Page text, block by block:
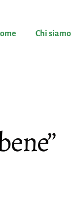
Chi siamo